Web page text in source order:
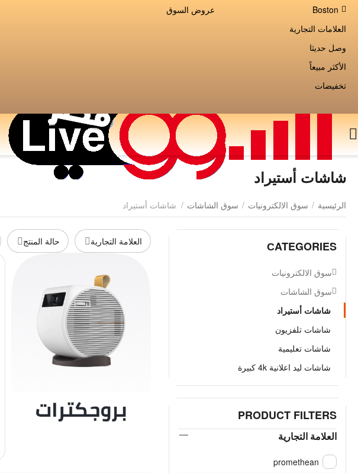
Boston
عروض السوق
العلامات التجارية
وصل حديثا
الأكثر مبيعاً
تخفيضات
شاشات أستيراد
الرئيسية / سوق الالكترونيات / سوق الشاشات / شاشات أستيراد
العلامة التجارية حالة المنتج СATEGORIES
سوق الالكترونيات
سوق الشاشات
شاشات أستيراد
شاشات تلفزيون
شاشات تعليمية
شاشات ليد اعلانية 4k كبيرة
PRODUCT FILTERS
العلامة التجارية
promethean